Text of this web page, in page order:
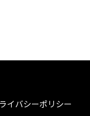
イバシーポリシー